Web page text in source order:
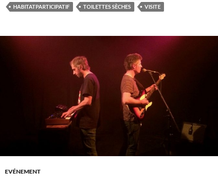
HABITATPARTICIPATIF
TOILETTES SÈCHES VISITE
EVÉNEMENT